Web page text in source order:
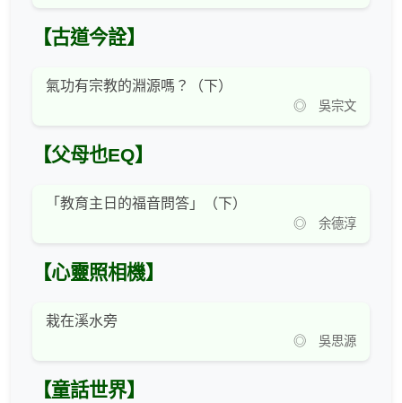
【古道今詮】
氣功有宗教的淵源嗎？（下）
◎ 吳宗文
【父母也EQ】
「教育主日的福音問答」（下）
◎ 余德淳
【心靈照相機】
栽在溪水旁
◎ 吳思源
【童話世界】